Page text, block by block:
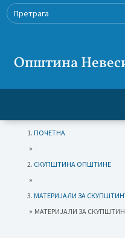
Општина
ПОЧЕТНА
»
СКУПШТИНА ОПШТИНЕ
»
МАТЕРИЈАЛИ ЗА
» МАТЕРИЈАЛИ ЗА